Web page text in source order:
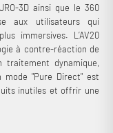
3D ainsi que le 360
aux utilisateurs qui
immersives. L’AV20
à contre-réaction de
traitement dynamique,
"Pure Direct" est
inutiles et offrir une